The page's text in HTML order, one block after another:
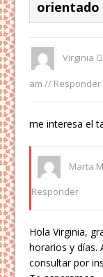
orientado
Virginia
am // Responder
me interesa el
Marta
Responder
Hola Virginia,
horarios y días.
consultar por